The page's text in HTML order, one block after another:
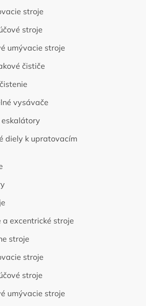
stroje
stroje
umývacie stroje
čističe
vysávače
diely k upratovacím
a excentrické stroje
stroje
stroje
stroje
umývacie stroje